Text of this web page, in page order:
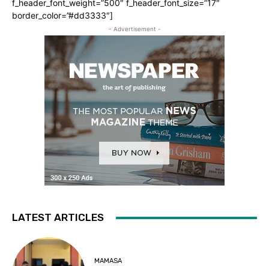
f_header_font_weight=”500″ f_header_font_size=”17″
border_color=”#dd3333″]
- Advertisement -
LATEST ARTICLES
MAMASA